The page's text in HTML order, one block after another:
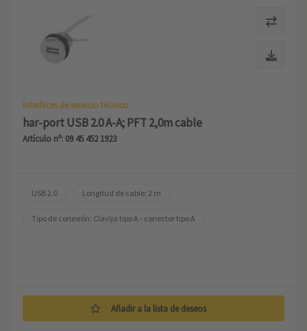
Interfaces de servicio técnico
har-port USB 2.0 A-A; PFT 2,0m cable
Artículo nº: 09 45 452 1923
USB 2.0 Longitud de cable: 2 m
Tipo de conexión: Clavija tipo A - conector tipo A
Añadir a la lista de deseos